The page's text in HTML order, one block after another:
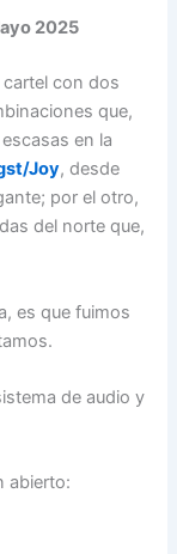
2025
con dos
que,
en la
Joy, desde
por el otro,
del norte que,
es que fuimos
de audio y
abierto: